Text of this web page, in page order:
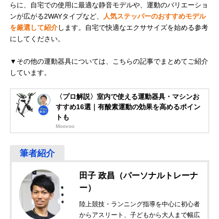
らに、自宅での使用に最適な静音モデルや、運動のバリエーショ
ンが広がる2WAYタイプなど、
人気ステッパーのおすすめモデル
を厳選して紹介します。自宅で快適なエクササイズを始める参考
にしてください。
▼その他の運動器具については、こちらの記事でまとめてご紹介
しています。
〈プロ解説〉室内で使える運動器具・マシンお
すすめ16選｜有酸素運動の効果を高めるポイン
トも
Moovoo
田子 政昌（パーソナルトレーナ
ー）
陸上競技・ランニング指導を中心に初心者
からアスリート、子どもから大人まで幅広